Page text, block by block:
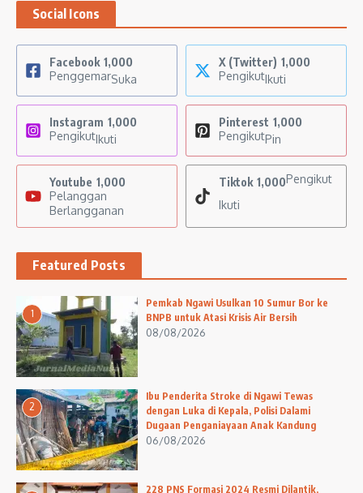
Social Icons
Facebook 1,000
PenggemarSuka
X (Twitter) 1,000
PengikutIkuti
Instagram 1,000
PengikutIkuti
Pinterest 1,000
PengikutPin
Youtube 1,000
Pelanggan
Berlangganan
Tiktok 1,000Pengikut
Ikuti
Featured Posts
1
Pemkab Ngawi Usulkan 10 Sumur Bor ke
BNPB untuk Atasi Krisis Air Bersih
08/08/2026
2
Ibu Penderita Stroke di Ngawi Tewas
dengan Luka di Kepala, Polisi Dalami
Dugaan Penganiayaan Anak Kandung
06/08/2026
228 PNS Formasi 2024 Resmi Dilantik,